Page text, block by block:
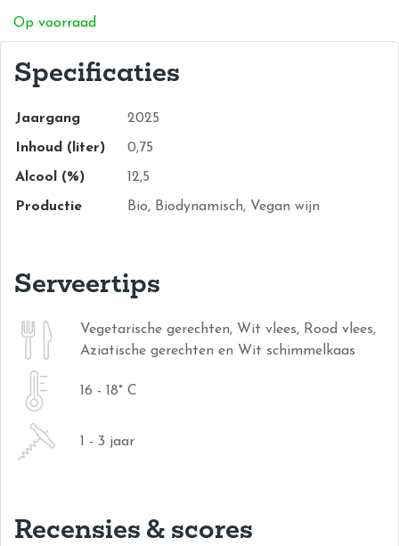
Op voorraad
Specificaties
Jaargang 2025
Inhoud (liter) 0,75
Alcool (%) 12,5
Productie Bio, Biodynamisch, Vegan wijn
Serveertips
Vegetarische gerechten, Wit vlees, Rood vlees,
Aziatische gerechten en Wit schimmelkaas
16 - 18° C
1 - 3 jaar
Recensies & scores